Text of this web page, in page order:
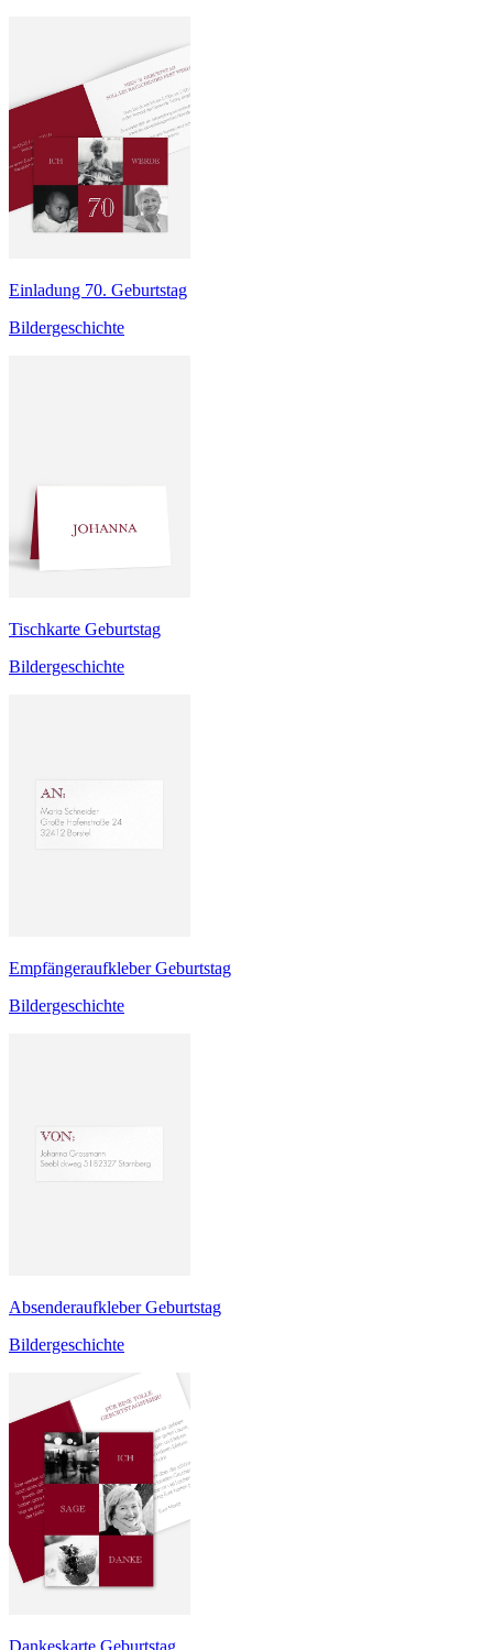
Einladung 70. Geburtstag
Bildergeschichte
Tischkarte Geburtstag
Bildergeschichte
Empfängeraufkleber Geburtstag
Bildergeschichte
Absenderaufkleber Geburtstag
Bildergeschichte